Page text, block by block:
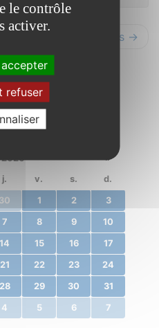
Suivants →
2020
»
j. v. s. d.
30 1 2 3
7 8 9 10
14 15 16 17
21 22 23 24
28 29 30 31
4 5 6 7
le contrôle
activer.
refuser